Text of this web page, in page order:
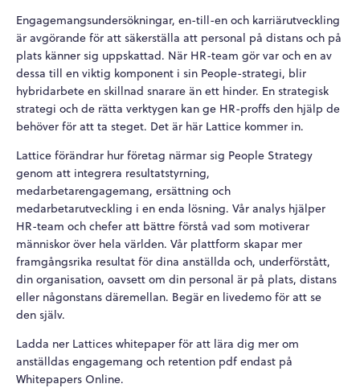
Engagemangsundersökningar, en-till-en och karriärutveckling
är avgörande för att säkerställa att personal på distans och på
plats känner sig uppskattad. När HR-team gör var och en av
dessa till en viktig komponent i sin People-strategi, blir
hybridarbete en skillnad snarare än ett hinder. En strategisk
strategi och de rätta verktygen kan ge HR-proffs den hjälp de
behöver för att ta steget. Det är här Lattice kommer in.
Lattice förändrar hur företag närmar sig People Strategy
genom att integrera resultatstyrning,
medarbetarengagemang, ersättning och
medarbetarutveckling i en enda lösning. Vår analys hjälper
HR-team och chefer att bättre förstå vad som motiverar
människor över hela världen. Vår plattform skapar mer
framgångsrika resultat för dina anställda och, underförstått,
din organisation, oavsett om din personal är på plats, distans
eller någonstans däremellan. Begär en livedemo för att se
den själv.
Ladda ner Lattices whitepaper för att lära dig mer om
anställdas engagemang och retention pdf endast på
Whitepapers Online.